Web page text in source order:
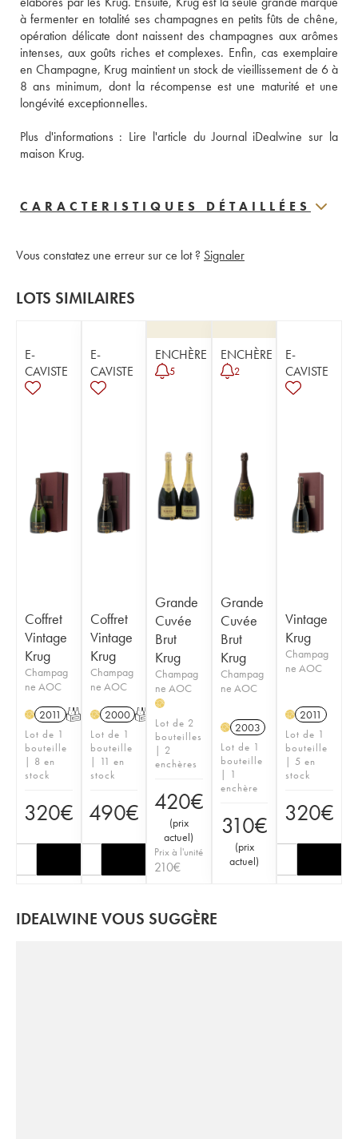
à fermenter en totalité ses champagnes en petits fûts de chêne,
opération délicate dont naissent des champagnes aux arômes
intenses, aux goûts riches et complexes. Enfin, cas exemplaire
en Champagne, Krug maintient un stock de vieillissement de 6 à
8 ans minimum, dont la récompense est une maturité et une
longévité exceptionnelles.
Plus d'informations : Lire l'article du Journal iDealwine sur la
maison Krug.
CARACTERISTIQUES DÉTAILLÉES
Vous constatez une erreur sur ce lot ? Signaler
LOTS SIMILAIRES
E-
CAVISTE
Coffret
Vintage
Krug
Champag
ne AOC
H 2011 T
Lot de 1
bouteille
| 8 en
stock
320€
E-
CAVISTE
Coffret
Vintage
Krug
Champag
ne AOC
H 2000 T
Lot de 1
bouteille
| 11 en
stock
490€
ENCHÈRE
5
Grande
Cuvée
Brut
Krug
Champag
ne AOC
H
Lot de 2
bouteilles
| 2
enchères
420€
(prix
actuel)
Prix à l'unité
210€
ENCHÈRE
2
Grande
Cuvée
Brut
Krug
Champag
ne AOC
H 2003
Lot de 1
bouteille
| 1
enchère
310€
(prix
actuel)
E-
CAVISTE
Vintage
Krug
Champag
ne AOC
H 2011
Lot de 1
bouteille
| 5 en
stock
320€
IDEALWINE VOUS SUGGÈRE